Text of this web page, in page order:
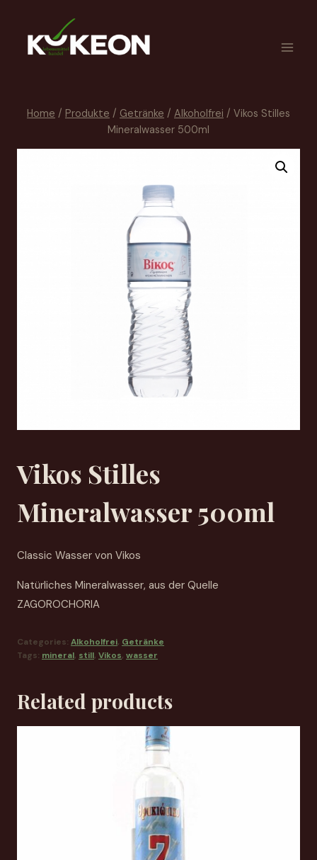
Home / Produkte / Getränke / Alkoholfrei / Vikos Stilles
Mineralwasser 500ml
Vikos Stilles
Mineralwasser 500ml
Classic Wasser von Vikos
Natürliches Mineralwasser, aus der Quelle
ZAGOROCHORIA
Categories: Alkoholfrei, Getränke
Tags: mineral, still, Vikos, wasser
Related products